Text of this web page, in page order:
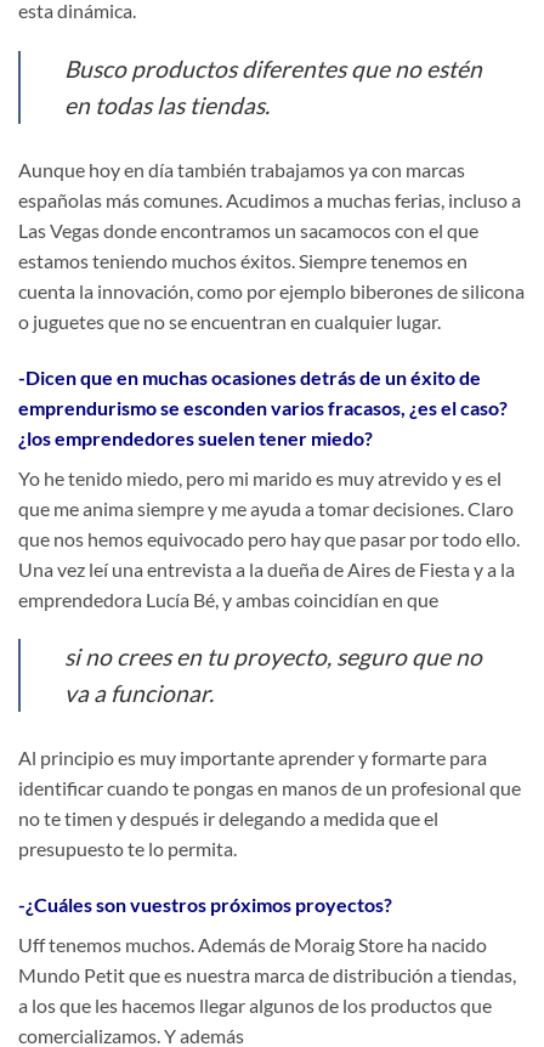
esta dinámica.
Busco productos diferentes que no estén
en todas las tiendas.
Aunque hoy en día también trabajamos ya con marcas
españolas más comunes. Acudimos a muchas ferias, incluso a
Las Vegas donde encontramos un sacamocos con el que
estamos teniendo muchos éxitos. Siempre tenemos en
cuenta la innovación, como por ejemplo biberones de silicona
o juguetes que no se encuentran en cualquier lugar.
-Dicen que en muchas ocasiones detrás de un éxito de
emprendurismo se esconden varios fracasos, ¿es el caso?
¿los emprendedores suelen tener miedo?
Yo he tenido miedo, pero mi marido es muy atrevido y es el
que me anima siempre y me ayuda a tomar decisiones. Claro
que nos hemos equivocado pero hay que pasar por todo ello.
Una vez leí una entrevista a la dueña de Aires de Fiesta y a la
emprendedora Lucía Bé, y ambas coincidían en que
si no crees en tu proyecto, seguro que no
va a funcionar.
Al principio es muy importante aprender y formarte para
identificar cuando te pongas en manos de un profesional que
no te timen y después ir delegando a medida que el
presupuesto te lo permita.
-¿Cuáles son vuestros próximos proyectos?
Uff tenemos muchos. Además de Moraig Store ha nacido
Mundo Petit que es nuestra marca de distribución a tiendas,
a los que les hacemos llegar algunos de los productos que
comercializamos. Y además